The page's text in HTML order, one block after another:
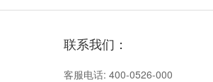
联系我们：
客服电话: 400-0526-000